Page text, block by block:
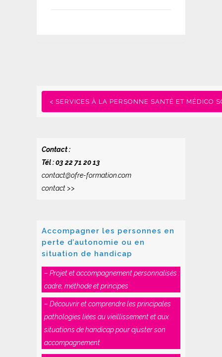
< SERVICES À LA PERSONNE SANTÉ ET MÉDICO
Contact :
Tél : 03 22 71 20 13
contact@ofre-formation.com
contact >>
Accompagner les personnes en
perte d’autonomie ou en
situation de handicap
– Projet et accompagnement personnalisés :
cadre, méthode et principes
– Découvrir et comprendre les principales
pathologies liées au vieillissement et aux
situations de handicap pour ajuster son
accompagnement